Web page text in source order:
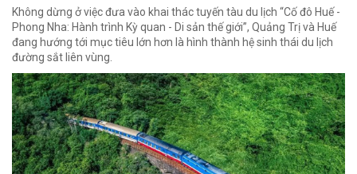
Không dừng ở việc đưa vào khai thác tuyến tàu du lịch “Cố đô Huế -
Phong Nha: Hành trình Kỳ quan - Di sản thế giới”, Quảng Trị và Huế
đang hướng tới mục tiêu lớn hơn là hình thành hệ sinh thái du lịch
đường sắt liên vùng.